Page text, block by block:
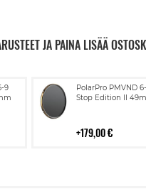
JA PAINA LISÄÄ
9
PolarPro PMVND
Stop Edition II
179,00 €
Lisää
ostoskoriin